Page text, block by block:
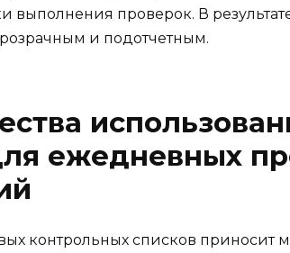
выполнения проверок. В
и подотчетным.
ежедневных
контрольных списков приносит